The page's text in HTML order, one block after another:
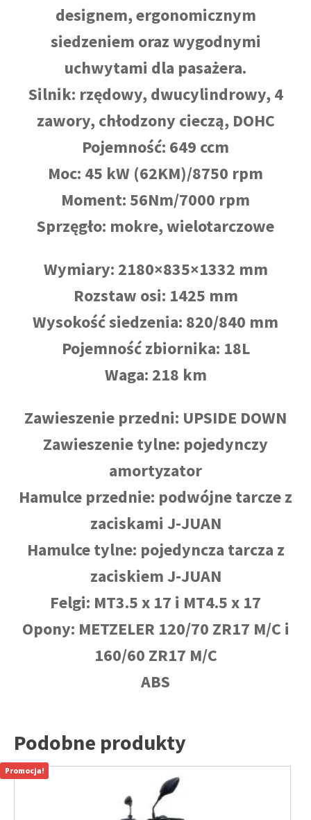
designem, ergonomicznym
siedzeniem oraz wygodnymi
uchwytami dla pasażera.
Silnik: rzędowy, dwucylindrowy, 4
zawory, chłodzony cieczą, DOHC
Pojemność: 649 ccm
Moc: 45 kW (62KM)/8750 rpm
Moment: 56Nm/7000 rpm
Sprzęgło: mokre, wielotarczowe
Wymiary: 2180×835×1332 mm
Rozstaw osi: 1425 mm
Wysokość siedzenia: 820/840 mm
Pojemność zbiornika: 18L
Waga: 218 km
Zawieszenie przedni: UPSIDE DOWN
Zawieszenie tylne: pojedynczy
amortyzator
Hamulce przednie: podwójne tarcze z
zaciskami J-JUAN
Hamulce tylne: pojedyncza tarcza z
zaciskiem J-JUAN
Felgi: MT3.5 x 17 i MT4.5 x 17
Opony: METZELER 120/70 ZR17 M/C i
160/60 ZR17 M/C
ABS
Podobne produkty
Promocja!